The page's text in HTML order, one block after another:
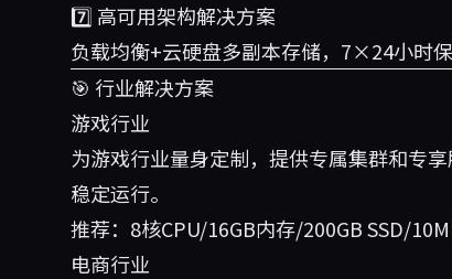
7️⃣ 高可用架构解决方案
负载均衡+云硬盘多副本存储，7×24小时
🎯 行业解决方案
游戏行业
为游戏行业量身定制，提供专属集群和专
稳定运行。
推荐：8核CPU/16GB内存/200GB SSD/
电商行业